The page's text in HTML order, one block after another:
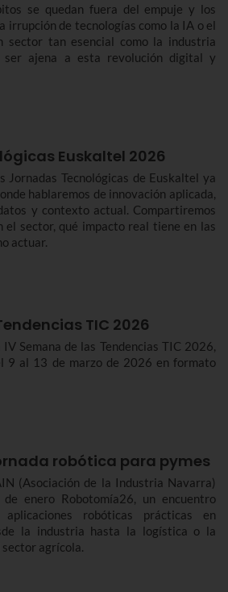
se quedan fuera del empuje y los
irrupción de tecnologías como la IA o el
sector tan esencial como la industria
ser ajena a esta revolución digital y
Euskaltel 2026
Jornadas Tecnológicas de Euskaltel ya
hablaremos de innovación aplicada,
y contexto actual. Compartiremos
el sector, qué impacto real tiene en las
actuar.
TIC 2026
Semana de las Tendencias TIC 2026,
9 al 13 de marzo de 2026 en formato
robótica para pymes
(Asociación de la Industria Navarra)
enero Robotomía26, un encuentro
robóticas prácticas en
la industria hasta la logística o la
sector agrícola.